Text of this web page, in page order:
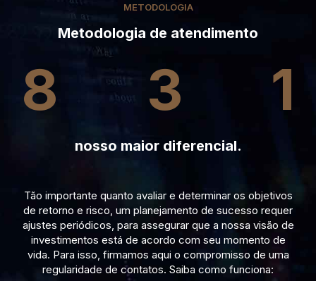
METODOLOGIA
Metodologia de atendimento
8 3 1
nosso maior diferencial.
Tão importante quanto avaliar e determinar os objetivos
de retorno e risco, um planejamento de sucesso requer
ajustes periódicos, para assegurar que a nossa visão de
investimentos está de acordo com seu momento de
vida. Para isso, firmamos aqui o compromisso de uma
regularidade de contatos. Saiba como funciona: